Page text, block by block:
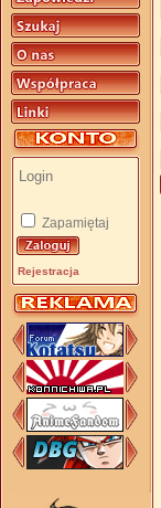
Zapamiętaj
Rejestracja